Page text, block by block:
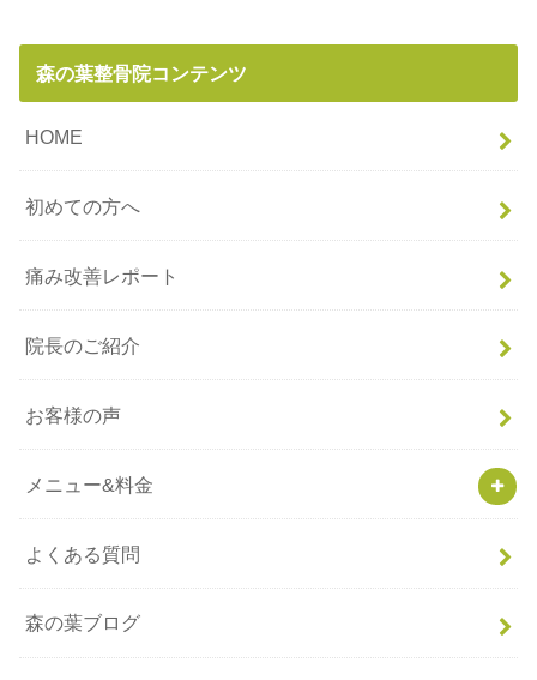
森の葉整骨院コンテンツ
HOME
初めての方へ
痛み改善レポート
院長のご紹介
お客様の声
メニュー&料金
よくある質問
森の葉ブログ